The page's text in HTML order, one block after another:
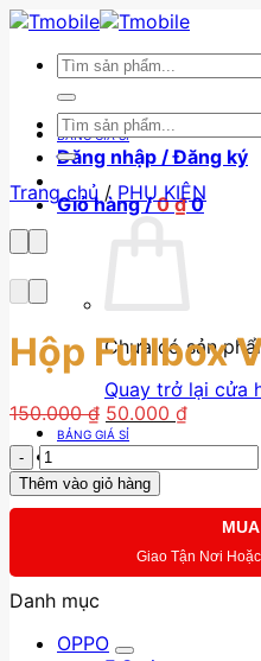
Skip
contentTìm
BẢNG GIÁ SỈ
Đăng nhập / Đăng ký
Giỏ hàng /0₫ 0
Chưa có sản
Quay trở lại cửa
BẢNG GIÁ SỈ
Tìm
kiếm:
Trang chủ / PHỤ KIỆN
Hộp Fullbox
150.000₫ Giá
gốc
150.000 ₫.
50.000 ₫Giá
50.000
Hộp
Fullbox
Vivo
lượng
Thêm vào giỏ hàng
Giao Tận Nơi
Danh mục
OPPO